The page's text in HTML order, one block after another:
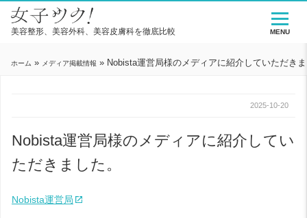
美容整形、美容外科、美容皮膚科を徹底比較
ホーム » メディア掲載情報 » Nobista運営局様のメディアに紹介していただき
2025-10-20
Nobista運営局様のメディアに紹介してい
ただきました。
Nobista運営局
MENU